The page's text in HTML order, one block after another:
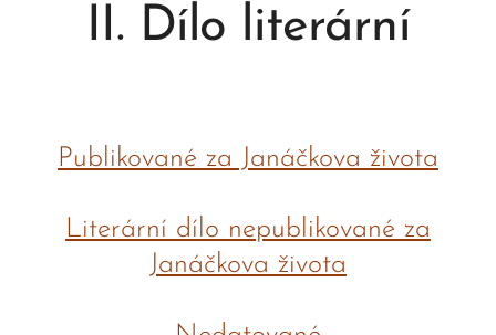
II. Dílo literární
Publikované za Janáčkova života
Literární dílo nepublikované za
Janáčkova života